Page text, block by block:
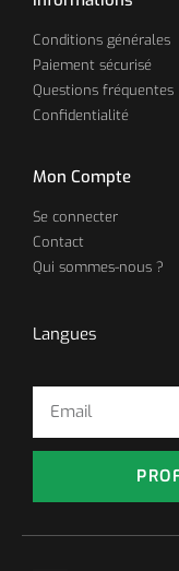
Conditions générales
Paiement sécurisé
Questions fréquentes
Confidentialité
Mon Compte
Se connecter
Contact
Qui sommes-nous ?
Langues